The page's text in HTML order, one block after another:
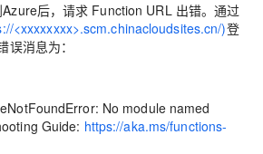
后，请求 Function URL 出错。通过
<xxxxxxxx>.scm.chinacloudsites.cn/)登
消息为：
No module named
Guide: https://aka.ms/functions-